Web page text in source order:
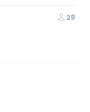
29